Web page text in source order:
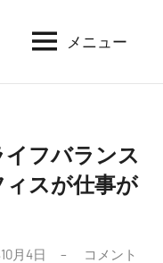
メニュー
フバランス
スが仕事が
月4日
コメント